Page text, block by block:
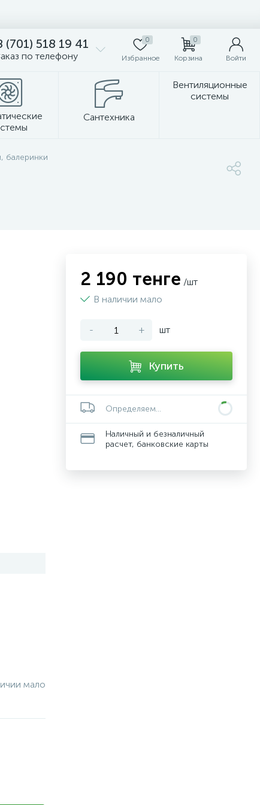
(701) 518 19 41
по телефону
0
Избранное
0
Корзина Войти
Сантехника
Вентиляционные
системы
балеринки
мало
2 190 тенге /шт
В наличии мало
- + шт
Купить
Определяем...
Наличный и безналичный
расчет, банковские карты